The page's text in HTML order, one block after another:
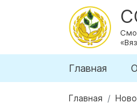
Главная
Главная